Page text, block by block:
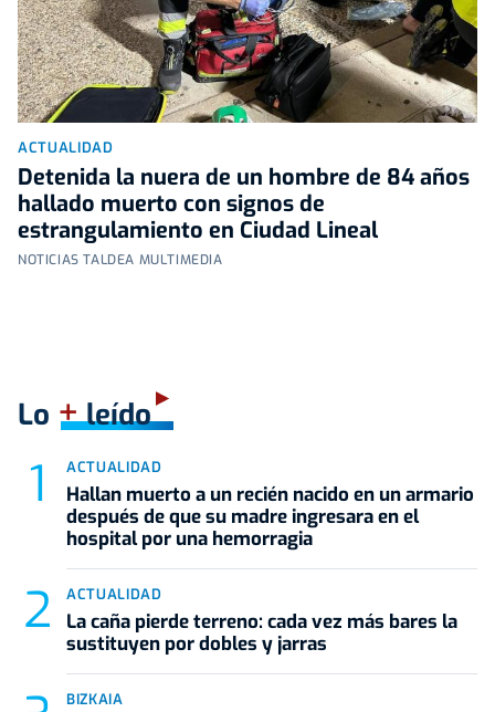
ACTUALIDAD
Detenida la nuera de un hombre de 84 años
hallado muerto con signos de
estrangulamiento en Ciudad Lineal
NOTICIAS TALDEA MULTIMEDIA
Lo +leído
ACTUALIDAD
Hallan muerto a un recién nacido en un armario
después de que su madre ingresara en el
hospital por una hemorragia
ACTUALIDAD
La caña pierde terreno: cada vez más bares la
sustituyen por dobles y jarras
BIZKAIA